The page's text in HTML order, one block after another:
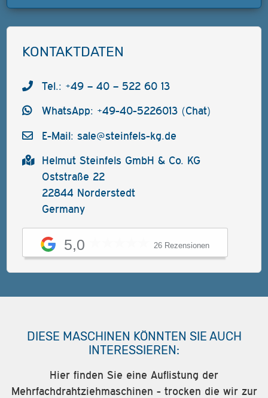
KONTAKTDATEN
Tel.: +49 – 40 – 522 60 13
WhatsApp: +49-40-5226013 (Chat)
E-Mail: sale@steinfels-kg.de
Helmut Steinfels GmbH & Co. KG
Oststraße 22
22844 Norderstedt
Germany
5,0 26 Rezensionen
DIESE MASCHINEN KÖNNTEN SIE AUCH
INTERESSIEREN:
Hier finden Sie eine Auflistung der
Mehrfachdrahtziehmaschinen - trocken die wir zur